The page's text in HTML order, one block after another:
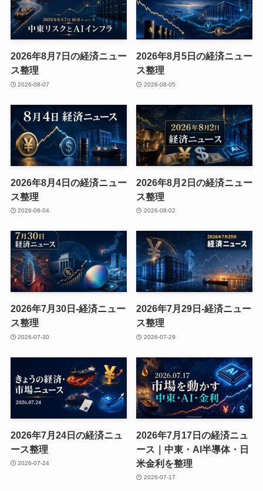
2026年8月7日の経済ニュー
ス整理
2026-08-07
2026年8月5日の経済ニュー
ス整理
2026-08-05
2026年8月4日の経済ニュー
ス整理
2026-08-04
2026年8月2日の経済ニュー
ス整理
2026-08-02
2026年7月30日-経済ニュー
ス整理
2026-07-30
2026年7月29日-経済ニュー
ス整理
2026-07-29
2026年7月24日の経済ニュ
ース整理
2026-07-24
2026年7月17日の経済ニュ
ース｜中東・AI半導体・日
米金利を整理
2026-07-17